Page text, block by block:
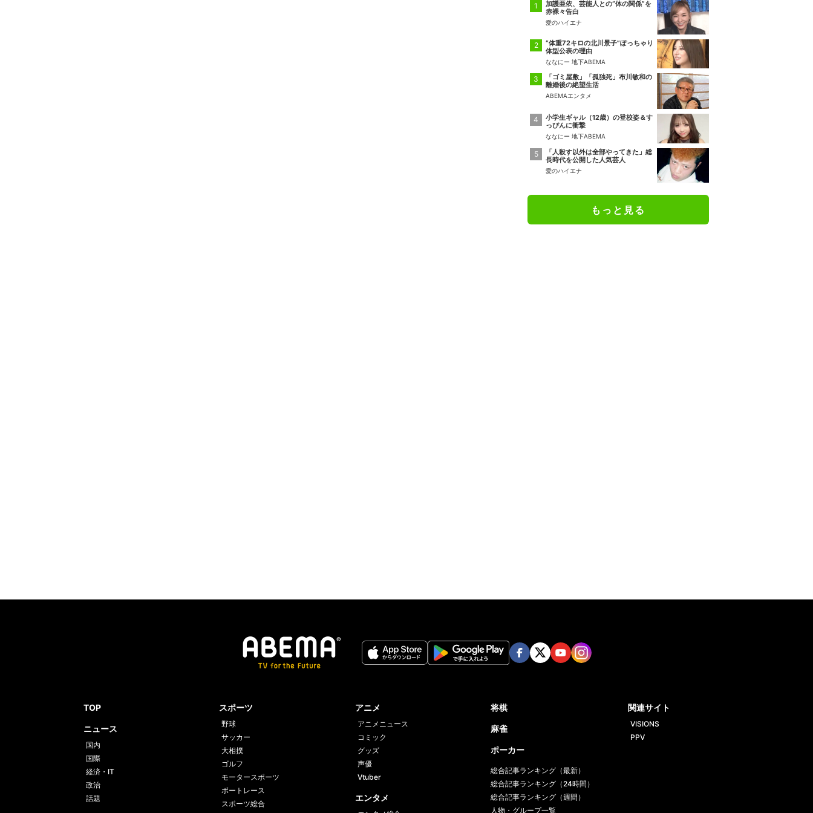
加護亜依、芸能人との“体の関係”を
赤裸々告白
愛のハイエナ
“体重72キロの北川景子”ぽっちゃり
体型公表の理由
ななにー 地下ABEMA
「ゴミ屋敷」「孤独死」布川敏和の
離婚後の絶望生活
ABEMAエンタメ
小学生ギャル（12歳）の登校姿＆す
っぴんに衝撃
ななにー 地下ABEMA
「人殺す以外は全部やってきた」総
長時代を公開した人気芸人
愛のハイエナ
もっと見る
TOP
ニュース
国内
国際
経済・IT
政治
話題
スポーツ
野球
サッカー
大相撲
ゴルフ
モータースポーツ
ボートレース
スポーツ総合
アニメ
アニメニュース
コミック
グッズ
声優
Vtuber
エンタメ
将棋
麻雀
ポーカー
総合記事ランキング（最新）
総合記事ランキング（24時間）
総合記事ランキング（週間）
人物・グループ一覧
関連サイト
VISIONS
PPV